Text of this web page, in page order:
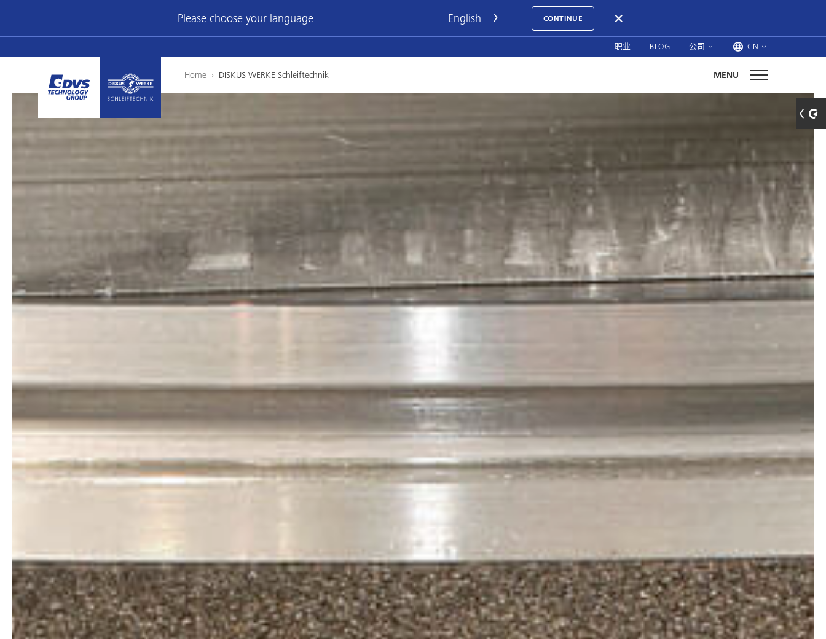
Please choose your language CONTINUE
职业 BLOG 公司 CN
Home › DISKUS WERKE Schleiftechnik MENU